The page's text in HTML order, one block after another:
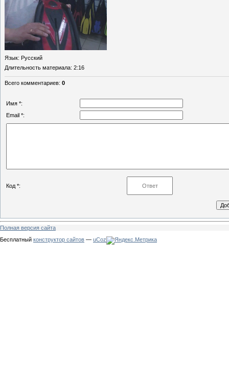
Язык: Русский
Длительность материала: 2:16
Всего комментариев: 0
Имя *:
Email *:
Код *:
Полная версия сайта
Бесплатный конструктор сайтов — uCoz